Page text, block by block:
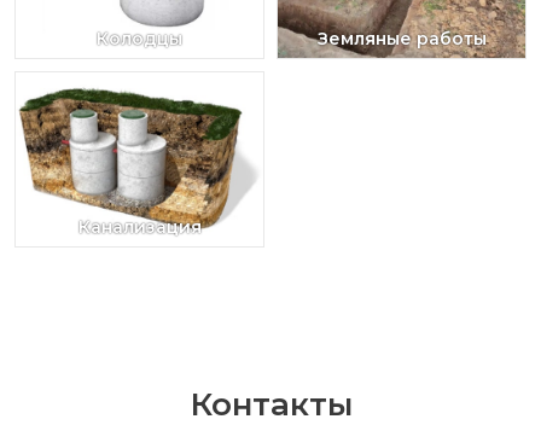
Колодцы Земляные работы
Канализация
Контакты